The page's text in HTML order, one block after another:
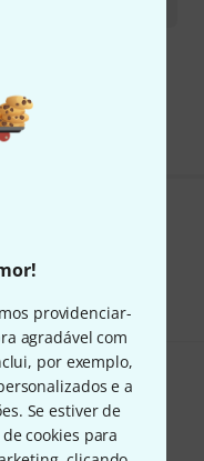
providenciar-
agradável com
por exemplo,
e a
Se estiver de
cookies para
199
IVA
e feedback